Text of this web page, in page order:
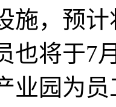
施，预
也将于7
业园为